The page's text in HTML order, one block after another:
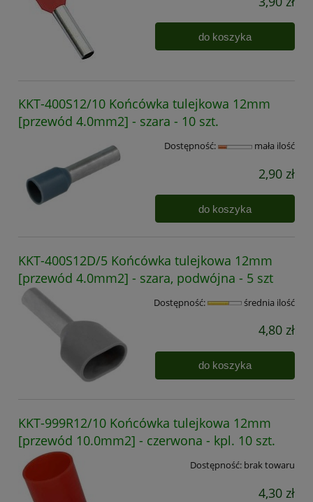
do koszyka
KKT-400S12/10 Końcówka tulejkowa 12mm
[przewód 4.0mm2] - szara - 10 szt.
Dostępność: mała ilość
2,90 zł
do koszyka
KKT-400S12D/5 Końcówka tulejkowa 12mm
[przewód 4.0mm2] - szara, podwójna - 5 szt
Dostępność: średnia ilość
4,80 zł
do koszyka
KKT-999R12/10 Końcówka tulejkowa 12mm
[przewód 10.0mm2] - czerwona - kpl. 10 szt.
Dostępność: brak towaru
4,30 zł